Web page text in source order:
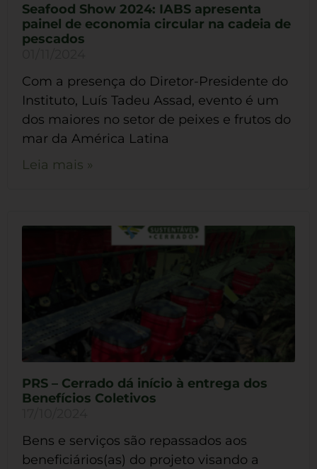
Seafood Show 2024: IABS apresenta
painel de economia circular na cadeia de
pescados
Com a presença do Diretor-Presidente do
Instituto, Luís Tadeu Assad, evento é um
dos maiores no setor de peixes e frutos do
mar da América Latina
Leia mais »
PRS – Cerrado dá início à entrega dos
Benefícios Coletivos
Bens e serviços são repassados aos
beneficiários(as) do projeto visando a